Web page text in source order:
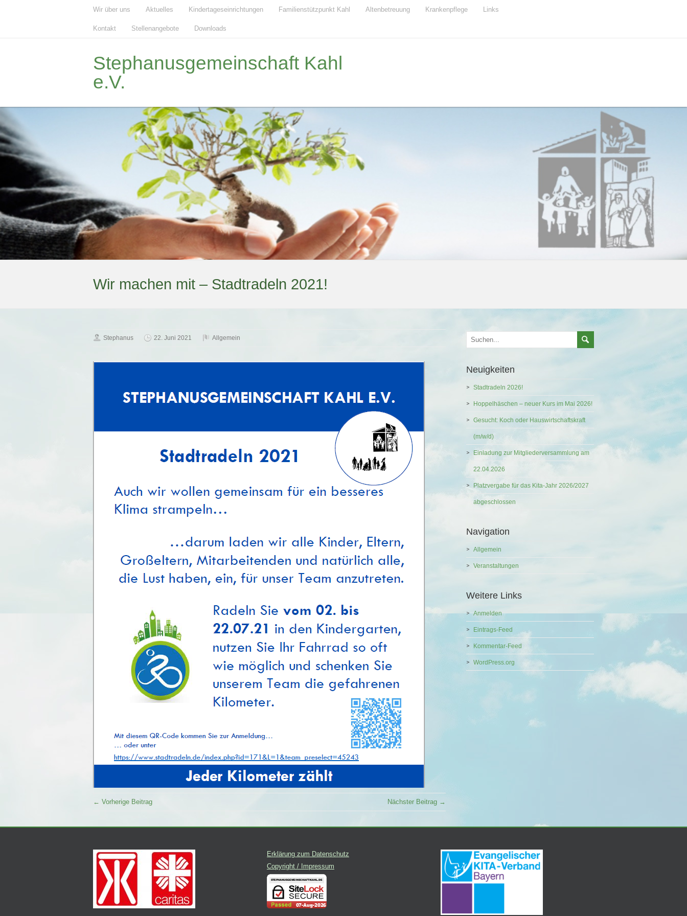
Wir über uns Aktuelles Kindertageseinrichtungen Familienstützpunkt Kahl Altenbetreuung Krankenpflege Links
Kontakt Stellenangebote Downloads
Stephanusgemeinschaft Kahl
e.V.
Wir machen mit – Stadtradeln 2021!
Stephanus 22. Juni 2021 Allgemein
← Vorherige Beitrag Nächster Beitrag →
Neuigkeiten
Stadtradeln 2026!
Hoppelhäschen – neuer Kurs im Mai 2026!
Gesucht: Koch oder Hauswirtschaftskraft
(m/w/d)
Einladung zur Mitgliederversammlung am
22.04.2026
Platzvergabe für das Kita-Jahr 2026/2027
abgeschlossen
Navigation
Allgemein
Veranstaltungen
Weitere Links
Anmelden
Eintrags-Feed
Kommentar-Feed
WordPress.org
Erklärung zum Datenschutz
Copyright / Impressum